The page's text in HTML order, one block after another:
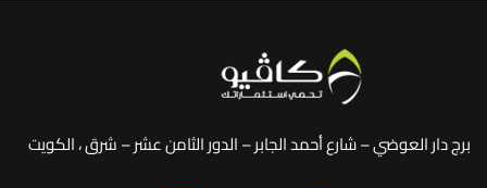
برج دار العوضي – شارع أحمد الجابر – الدور الثامن عشر – شرق ، الكويت